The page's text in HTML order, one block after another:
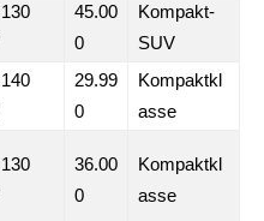
45.00
0
Kompakt-
SUV
29.99
0
Kompaktkl
asse
36.00
0
Kompaktkl
asse